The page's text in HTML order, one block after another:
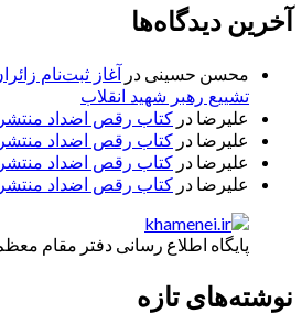
آخرین دیدگاه‌ها
محسن حسینی در آغاز ثبت‌نام
تشییع رهبر شهید انقلاب
علیرضا در کتاب رقص اضداد
علیرضا در کتاب رقص اضداد
علیرضا در کتاب رقص اضداد
علیرضا در کتاب رقص اضداد
پایگاه اطلاع رسانی دفتر مقام
نوشته‌های تازه